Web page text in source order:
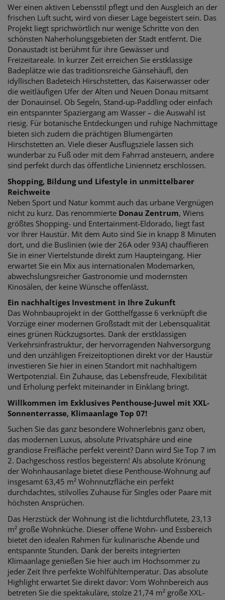
Wer einen aktiven Lebensstil pflegt und den Ausgleich an der
frischen Luft sucht, wird von dieser Lage begeistert sein. Das
Projekt liegt sprichwörtlich nur wenige Schritte von den
schönsten Naherholungsgebieten der Stadt entfernt. Die
Donaustadt ist berühmt für ihre Gewässer und
Freizeitareale. In kurzer Zeit erreichen Sie erstklassige
Badeplätze wie das traditionsreiche Gänsehäufl, den
idyllischen Badeteich Hirschstetten, das Kaiserwasser oder
die weitläufigen Ufer der Alten und Neuen Donau mitsamt
der Donauinsel. Ob Segeln, Stand-up-Paddling oder einfach
ein entspannter Spaziergang am Wasser – die Auswahl ist
riesig. Für botanische Entdeckungen und ruhige Nachmittage
bieten sich zudem die prächtigen Blumengärten
Hirschstetten an. Viele dieser Ausflugsziele lassen sich
wunderbar zu Fuß oder mit dem Fahrrad ansteuern, andere
sind perfekt durch das öffentliche Liniennetz erschlossen.
Shopping, Bildung und Lifestyle in unmittelbarer
Reichweite
Neben Sport und Natur kommt auch das urbane Vergnügen
nicht zu kurz. Das renommierte Donau Zentrum, Wiens
größtes Shopping- und Entertainment-Eldorado, liegt fast
vor Ihrer Haustür. Mit dem Auto sind Sie in knapp 8 Minuten
dort, und die Buslinien (wie der 26A oder 93A) chauffieren
Sie in einer Viertelstunde direkt zum Haupteingang. Hier
erwartet Sie ein Mix aus internationalen Modemarken,
abwechslungsreicher Gastronomie und modernsten
Kinosälen, der keine Wünsche offenlässt.
Ein nachhaltiges Investment in Ihre Zukunft
Das Wohnbauprojekt in der Gotthelfgasse 6 verknüpft die
Vorzüge einer modernen Großstadt mit der Lebensqualität
eines grünen Rückzugsortes. Dank der erstklassigen
Verkehrsinfrastruktur, der hervorragenden Nahversorgung
und den unzähligen Freizeitoptionen direkt vor der Haustür
investieren Sie hier in einen Standort mit nachhaltigem
Wertpotenzial. Ein Zuhause, das Lebensfreude, Flexibilität
und Erholung perfekt miteinander in Einklang bringt.
Willkommen im Exklusives Penthouse-Juwel mit XXL-
Sonnenterrasse, Klimaanlage Top 07!
Suchen Sie das ganz besondere Wohnerlebnis ganz oben,
das modernen Luxus, absolute Privatsphäre und eine
grandiose Freifläche perfekt vereint? Dann wird Sie Top 7 im
2. Dachgeschoss restlos begeistern! Als absolute Krönung
der Wohnhausanlage bietet diese Penthouse-Wohnung auf
insgesamt 63,45 m² Wohnnutzfläche ein perfekt
durchdachtes, stilvolles Zuhause für Singles oder Paare mit
höchsten Ansprüchen.
Das Herzstück der Wohnung ist die lichtdurchflutete, 23,13
m² große Wohnküche. Dieser offene Wohn- und Essbereich
bietet den idealen Rahmen für kulinarische Abende und
entspannte Stunden. Dank der bereits integrierten
Klimaanlage genießen Sie hier auch im Hochsommer zu
jeder Zeit Ihre perfekte Wohlfühltemperatur. Das absolute
Highlight erwartet Sie direkt davor: Vom Wohnbereich aus
betreten Sie die spektakuläre, stolze 21,74 m² große XXL-